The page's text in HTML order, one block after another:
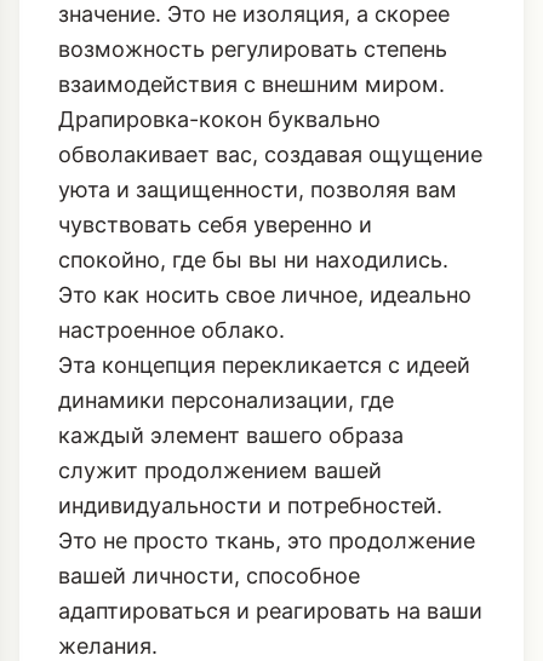
значение. Это не изоляция, а скорее
возможность регулировать степень
взаимодействия с внешним миром.
Драпировка-кокон буквально
обволакивает вас, создавая ощущение
уюта и защищенности, позволяя вам
чувствовать себя уверенно и
спокойно, где бы вы ни находились.
Это как носить свое личное, идеально
настроенное облако.
Эта концепция перекликается с идеей
динамики персонализации, где
каждый элемент вашего образа
служит продолжением вашей
индивидуальности и потребностей.
Это не просто ткань, это продолжение
вашей личности, способное
адаптироваться и реагировать на ваши
желания.